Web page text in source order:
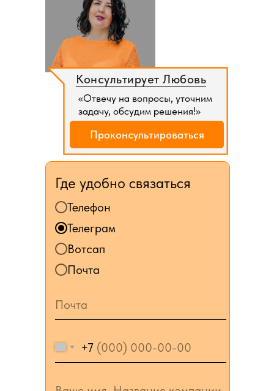
Где удобно связаться
Телефон
Телеграм
Вотсап
Почта
+7
«Отвечу на вопросы, уточним
задачу, обсудим решения!»
Консультирует Любовь
Проконсультироваться